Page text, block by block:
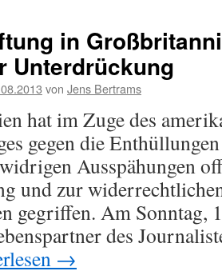
in
Unterdrückung
von Jens Bertrams
hat im Zuge des
gegen die
Ausspähungen
und zur
gegriffen. Am Sonntag,
des
→